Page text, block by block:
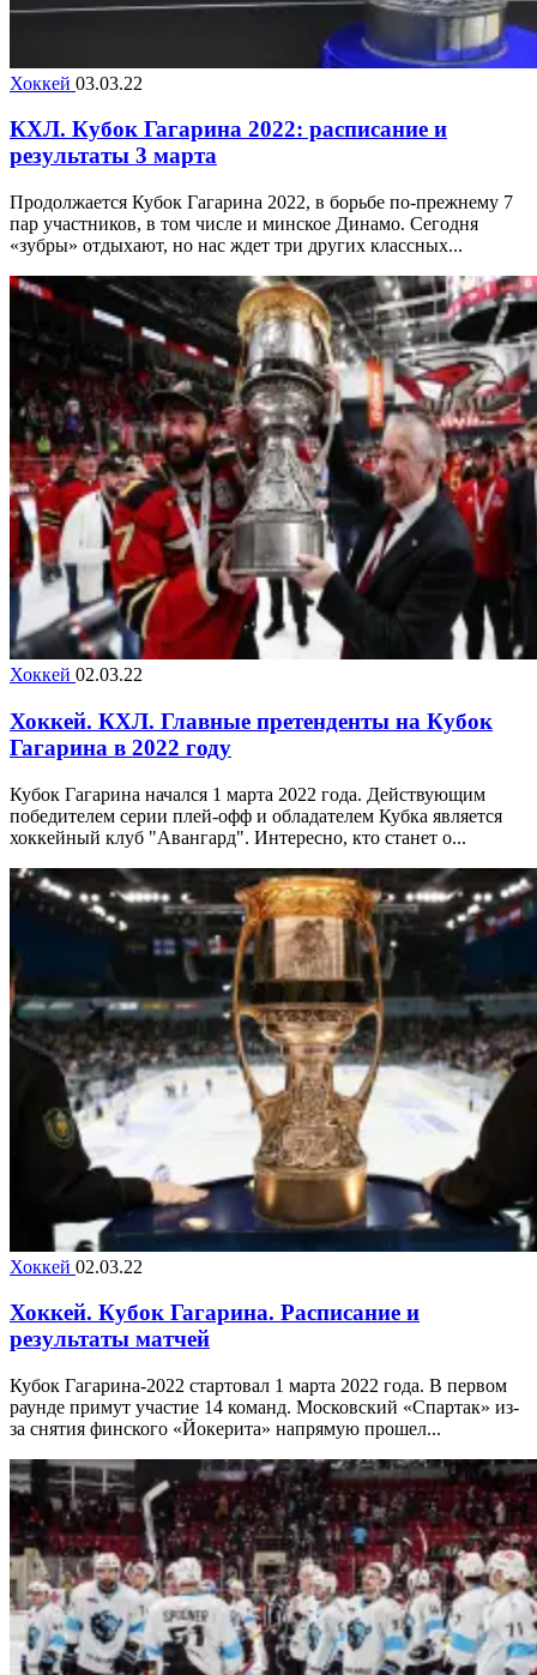
Хоккей 03.03.22
КХЛ. Кубок Гагарина 2022: расписание и
результаты 3 марта
Продолжается Кубок Гагарина 2022, в борьбе по-прежнему 7
пар участников, в том числе и минское Динамо. Сегодня
«зубры» отдыхают, но нас ждет три других классных...
Хоккей 02.03.22
Хоккей. КХЛ. Главные претенденты на Кубок
Гагарина в 2022 году
Кубок Гагарина начался 1 марта 2022 года. Действующим
победителем серии плей-офф и обладателем Кубка является
хоккейный клуб "Авангард". Интересно, кто станет о...
Хоккей 02.03.22
Хоккей. Кубок Гагарина. Расписание и
результаты матчей
Кубок Гагарина-2022 стартовал 1 марта 2022 года. В первом
раунде примут участие 14 команд. Московский «Спартак» из-
за снятия финского «Йокерита» напрямую прошел...